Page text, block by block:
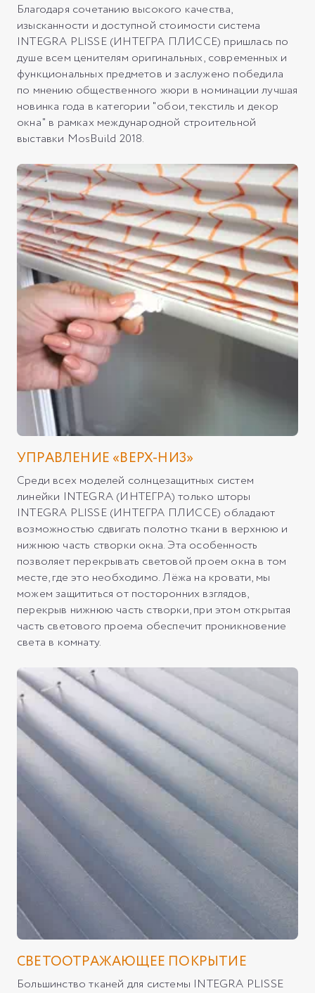
Благодаря сочетанию высокого качества,
изысканности и доступной стоимости система
INTEGRA PLISSE (ИНТЕГРА ПЛИССЕ) пришлась по
душе всем ценителям оригинальных, современных и
функциональных предметов и заслужено победила
по мнению общественного жюри в номинации лучшая
новинка года в категории "обои, текстиль и декор
окна" в рамках международной строительной
выставки MosBuild 2018.
УПРАВЛЕНИE «ВЕРХ-НИЗ»
Среди всех моделей солнцезащитных систем
линейки INTEGRA (ИНТЕГРА) только шторы
INTEGRA PLISSE (ИНТЕГРА ПЛИССЕ) обладают
возможностью сдвигать полотно ткани в верхнюю и
нижнюю часть створки окна. Эта особенность
позволяет перекрывать световой проем окна в том
месте, где это необходимо. Лёжа на кровати, мы
можем защититься от посторонних взглядов,
перекрыв нижнюю часть створки, при этом открытая
часть светового проема обеспечит проникновение
света в комнату.
СВЕТООТРАЖАЮЩЕЕ ПОКРЫТИЕ
Большинство тканей для системы INTEGRA PLISSE